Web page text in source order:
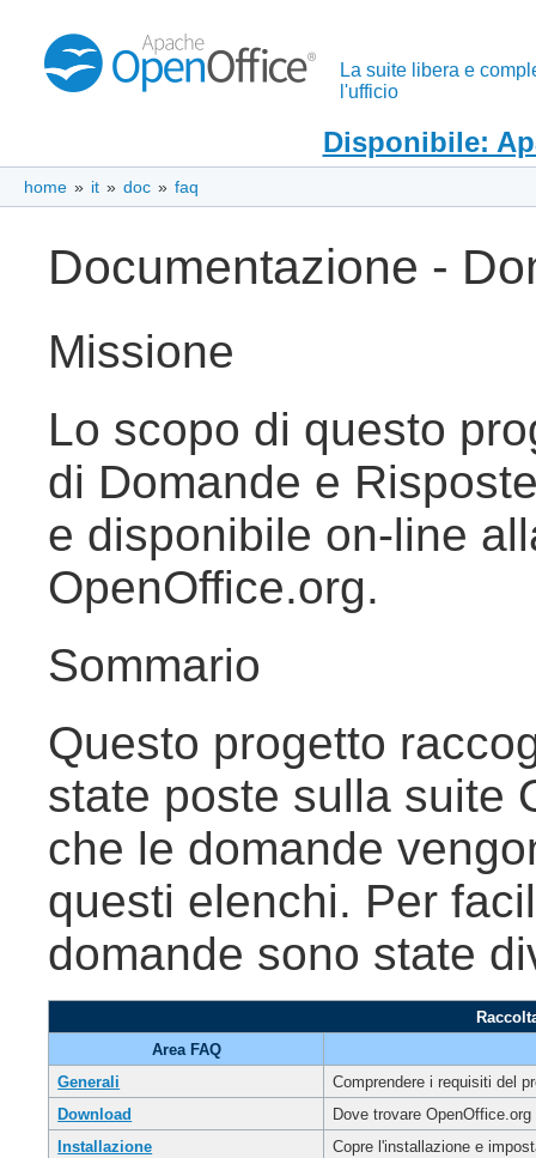
La suite libera e
l'ufficio
Disponibile:
home » it » doc » faq
Documentazione -
Missione
Lo scopo di questo
di Domande e
e disponibile on-line
OpenOffice.org.
Sommario
Questo progetto
state poste sulla suite
che le domande
questi elenchi. Per
domande sono state
Area FAQ
Generali
Comprendere i requisiti del
Download
Dove trovare OpenOffice.org
Installazione
Copre l'installazione e